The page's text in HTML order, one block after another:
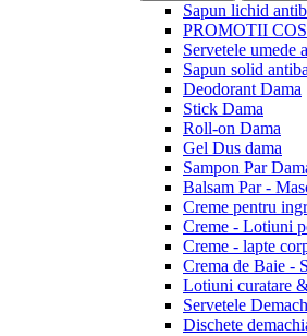
Sapun lichid
PROMOTII
Servetele umede
Sapun solid
Deodorant Dama
Stick Dama
Roll-on Dama
Gel Dus dama
Sampon Par
Balsam Par -
Creme pentru
Creme - Lotiuni
Creme - lapte
Crema de Baie -
Lotiuni curatare
Servetele
Dischete